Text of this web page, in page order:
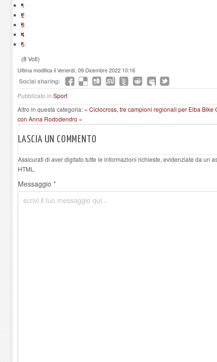
1
2
3
4
5
(8 Voti)
Ultima modifica il Venerdì, 09 Dicembre 2022 10:16
Social sharing:
Pubblicato in Sport
Altro in questa categoria: « Ciclocross, tre campioni regionali per Elba Bike
con Anna Rododendro »
LASCIA UN COMMENTO
Assicurati di aver digitato tutte le informazioni richieste, evidenziate da un
HTML.
Messaggio *